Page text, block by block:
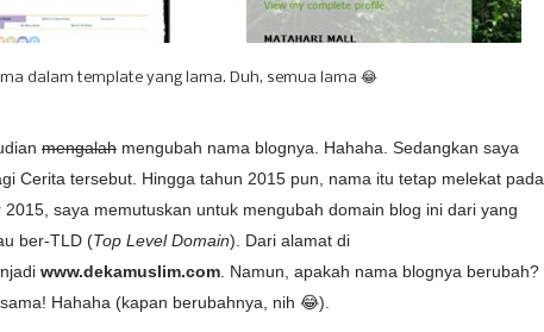
dalam template yang lama. Duh, semua lama 😂
mengalah mengubah nama blognya. Hahaha. Sedangkan saya
Cerita tersebut. Hingga tahun 2015 pun, nama itu tetap melekat pada
saya memutuskan untuk mengubah domain blog ini dari yang
ber-TLD (Top Level Domain). Dari alamat di
www.dekamuslim.com . Namun, apakah nama blognya berubah?
Hahaha (kapan berubahnya, nih 😂).